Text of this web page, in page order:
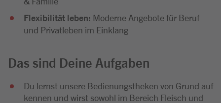
Flexibilität leben: Moderne Angebote für Beruf
und Privatleben im Einklang
Das sind Deine Aufgaben
Du lernst unsere Bedienungstheken von Grund auf
kennen und wirst sowohl im Bereich Fleisch und